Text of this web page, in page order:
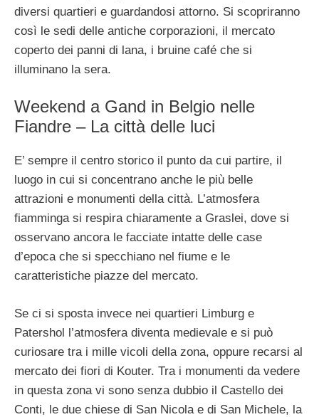
diversi quartieri e guardandosi attorno. Si scopriranno
così le sedi delle antiche corporazioni, il mercato
coperto dei panni di lana, i bruine café che si
illuminano la sera.
Weekend a Gand in Belgio nelle
Fiandre – La città delle luci
E’ sempre il centro storico il punto da cui partire, il
luogo in cui si concentrano anche le più belle
attrazioni e monumenti della città. L’atmosfera
fiamminga si respira chiaramente a Graslei, dove si
osservano ancora le facciate intatte delle case
d’epoca che si specchiano nel fiume e le
caratteristiche piazze del mercato.
Se ci si sposta invece nei quartieri Limburg e
Patershol l’atmosfera diventa medievale e si può
curiosare tra i mille vicoli della zona, oppure recarsi al
mercato dei fiori di Kouter. Tra i monumenti da vedere
in questa zona vi sono senza dubbio il Castello dei
Conti, le due chiese di San Nicola e di San Michele, la